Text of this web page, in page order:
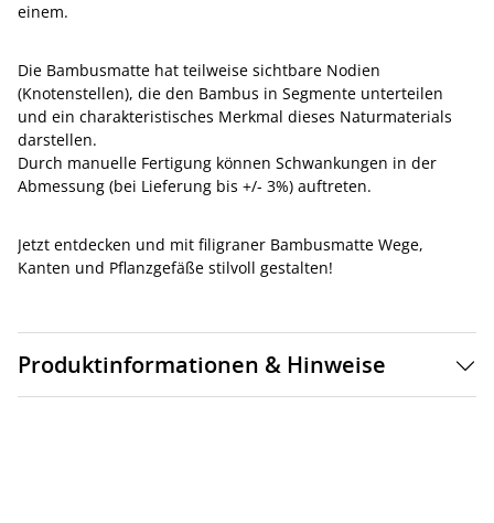
einem.
Die Bambusmatte hat teilweise sichtbare Nodien
(Knotenstellen), die den Bambus in Segmente unterteilen
und ein charakteristisches Merkmal dieses Naturmaterials
darstellen.
Durch manuelle Fertigung können Schwankungen in der
Abmessung (bei Lieferung bis +/- 3%) auftreten.
Jetzt entdecken und mit filigraner Bambusmatte Wege,
Kanten und Pflanzgefäße stilvoll gestalten!
Produktinformationen & Hinweise